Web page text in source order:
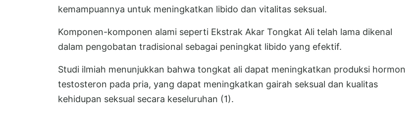
kemampuannya untuk meningkatkan libido dan vitalitas seksual.
Komponen-komponen alami seperti Ekstrak Akar Tongkat Ali telah lama dikenal
dalam pengobatan tradisional sebagai peningkat libido yang efektif.
Studi ilmiah menunjukkan bahwa tongkat ali dapat meningkatkan produksi hormon
testosteron pada pria, yang dapat meningkatkan gairah seksual dan kualitas
kehidupan seksual secara keseluruhan (1).